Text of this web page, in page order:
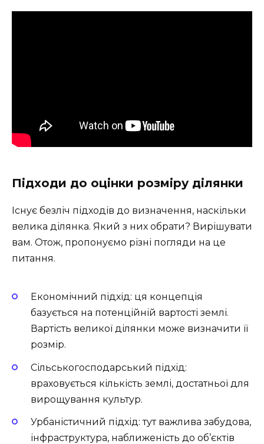
Підходи до оцінки розміру ділянки
Існує безліч підходів до визначення, наскільки
велика ділянка. Який з них обрати? Вирішувати
вам. Отож, пропонуємо різні погляди на це
питання.
Економічний підхід: ця концепція
базується на потенційній вартості землі.
Вартість великої ділянки може визначити її
розмір.
Сільськогосподарський підхід:
враховується кількість землі, достатньої для
вирощування культур.
Урбаністичний підхід: тут важлива забудова,
інфраструктура, наближеність до об’єктів